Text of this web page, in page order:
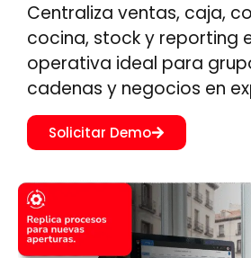
Centraliza ventas, caja,
cocina, stock y reporting
operativa ideal para
cadenas y negocios en
Solicitar Demo